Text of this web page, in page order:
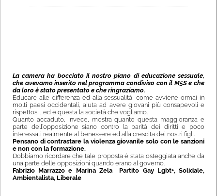
La camera ha bocciato il nostro piano di educazione sessuale,
che avevamo inserito nel programma condiviso con il M5S e che
da loro è stato presentato e che ringraziamo.
Educare alle differenza ed alla sessualità, come avviene ormai in
molti paesi occidentali, aiuta ad avere giovani più consapevoli e
rispettosi , ed è questa la società che vogliamo.
Quanto accaduto, invece, mostra quanto questa maggioranza e
parte dell’opposizione siano contro la parità dei diritti e poco
interessati realmente al benessere ed alla crescita dei nostri figli.
Pensano di contrastare la violenza giovanile solo con le sanzioni
e non con la formazione.
Dobbiamo ricordare che tale proposta è stata osteggiata anche da
una parte delle opposizioni quando erano al governo.
Fabrizio Marrazzo e Marina Zela
Partito Gay Lgbt+, Solidale,
Ambientalista, Liberale